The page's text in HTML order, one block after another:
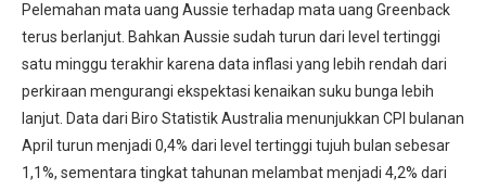
Pelemahan mata uang Aussie terhadap mata uang Greenback
terus berlanjut. Bahkan Aussie sudah turun dari level tertinggi
satu minggu terakhir karena data inflasi yang lebih rendah dari
perkiraan mengurangi ekspektasi kenaikan suku bunga lebih
lanjut. Data dari Biro Statistik Australia menunjukkan CPI bulanan
April turun menjadi 0,4% dari level tertinggi tujuh bulan sebesar
1,1%, sementara tingkat tahunan melambat menjadi 4,2% dari